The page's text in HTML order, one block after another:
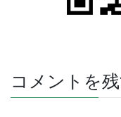
コメントを